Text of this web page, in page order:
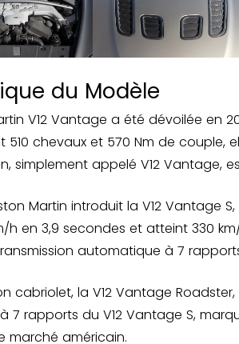
du Modèle
V12 Vantage a été dévoilée en
510 chevaux et 570 Nm de couple,
simplement appelé V12 Vantage,
Martin introduit la V12 Vantage
h en 3,9 secondes et atteint 330
automatique à 7
cabriolet, la V12 Vantage
7 rapports du V12 Vantage S,
marché américain.